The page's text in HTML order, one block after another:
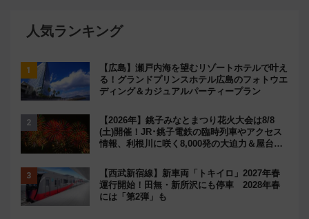
人気ランキング
【広島】瀬戸内海を望むリゾートホテルで叶え
る！グランドプリンスホテル広島のフォトウエ
ディング＆カジュアルパーティープラン
【2026年】銚子みなとまつり花火大会は8/8
(土)開催！JR･銚子電鉄の臨時列車やアクセス
情報、利根川に咲く8,000発の大迫力＆屋台を
【西武新宿線】新車両「トキイロ」2027年春
運行開始！田無・新所沢にも停車 2028年春
には「第2弾」も